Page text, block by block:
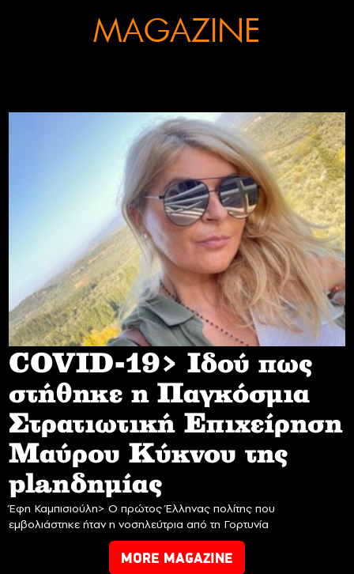
MAGAZINE
COVID-19> Iδού πως
στήθηκε η Παγκόσμια
Στρατιωτική Επιχείρηση
Mαύρου Κύκνου της
planδημίας
Έφη Καμπισιούλη> Ο πρώτος Έλληνας πολίτης που
εμβολιάστηκε ήταν η νοσηλεύτρια από τη Γορτυνία
MORE MAGAZINE